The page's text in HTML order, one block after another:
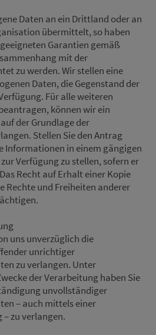
Daten an ein Drittland oder an
übermittelt, so haben
Garantien gemäß
mit der
zu werden. Wir stellen eine
Daten, die Gegenstand der
Für alle weiteren
können wir ein
der Grundlage der
Stellen Sie den Antrag
Informationen in einem gängigen
Verfügung zu stellen, sofern er
Recht auf Erhalt einer Kopie
Rechte und Freiheiten anderer
uns unverzüglich die
unrichtiger
zu verlangen. Unter
der Verarbeitung haben Sie
unvollständiger
– auch mittels einer
zu verlangen.